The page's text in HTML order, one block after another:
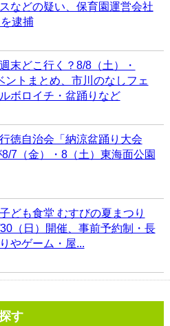
などの疑い、保育園運営会社
逮捕
末どこ行く？8/8（土）・
ントまとめ、市川のなしフェ
ボロイチ・盆踊りなど
徳自治会「納涼盆踊り大会
8/7（金）・8（土）東海面公園
ども食堂 むすびの夏まつり
30（日）開催、事前予約制・長
やゲーム・屋...
す